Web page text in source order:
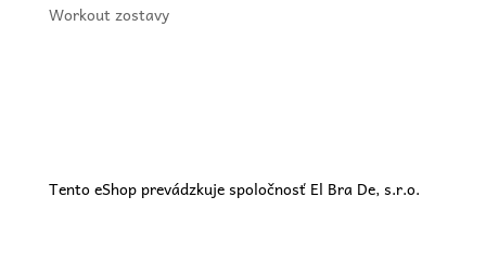
Workout zostavy
Tento eShop prevádzkuje spoločnosť El Bra De, s.r.o.